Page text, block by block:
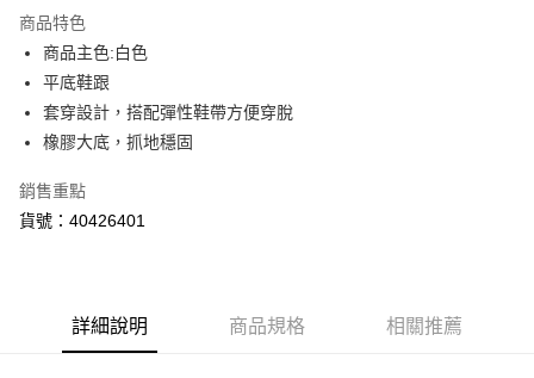
街口支付
悠遊付
Google Pay
貨到付款
宅配貨到付款(離島恕不配送)
商品特色
商品主色:白色
平底鞋跟
套穿設計，搭配彈性鞋帶方便穿脫
橡膠大底，抓地穩固
銷售重點
貨號：40426401
詳細說明 商品規格 相關推薦